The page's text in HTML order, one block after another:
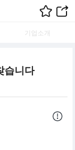
기업소개
습니다